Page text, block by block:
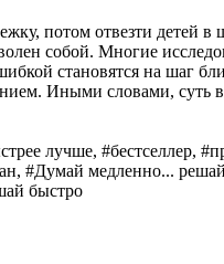
потом отвезти детей в
собой. Многие
становятся на шаг
Иными словами, суть
лучше, #бестселлер,
#Думай медленно...
быстро